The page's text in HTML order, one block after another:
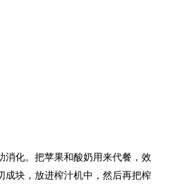
消化。把苹果和酸奶用来代餐，效
成块，放进榨汁机中，然后再把榨